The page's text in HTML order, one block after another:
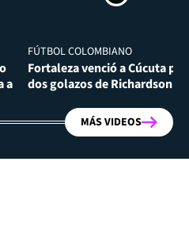
a
FÚTBOL COLOMBIANO
Fortaleza venció a Cúcuta por
dos golazos de Richardson
MÁS VIDEOS